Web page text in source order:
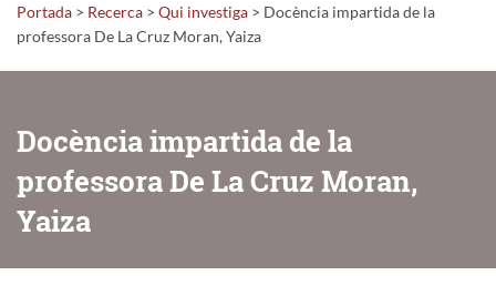
Portada > Recerca > Qui investiga > Docència impartida de la
professora De La Cruz Moran, Yaiza
Docència impartida de la
professora De La Cruz Moran,
Yaiza